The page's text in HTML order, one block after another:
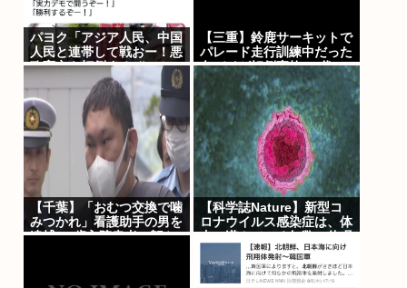
パヨク「アジア人民、中国
人民と連帯して戦おー！悪
政高市を打倒するぞー！」
【三重】鈴鹿サーキットで
パレード走行訓練中だった
白バイが転倒事故 20代の
女性隊員が重傷 白バイ乗
車歴4カ月
【千葉】「おむつ交換で噛
みつかれ」看護助手の男を
逮捕 90歳入院患者の顔や
【科学誌Nature】新型コ
ロナウイルス感染症は、体
内に潜んでいる無数の休眠
ウイルスを再活性化し、
人々に重篤な病気を引き起
こす